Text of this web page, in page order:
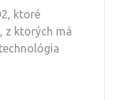
ktoré
z ktorých má